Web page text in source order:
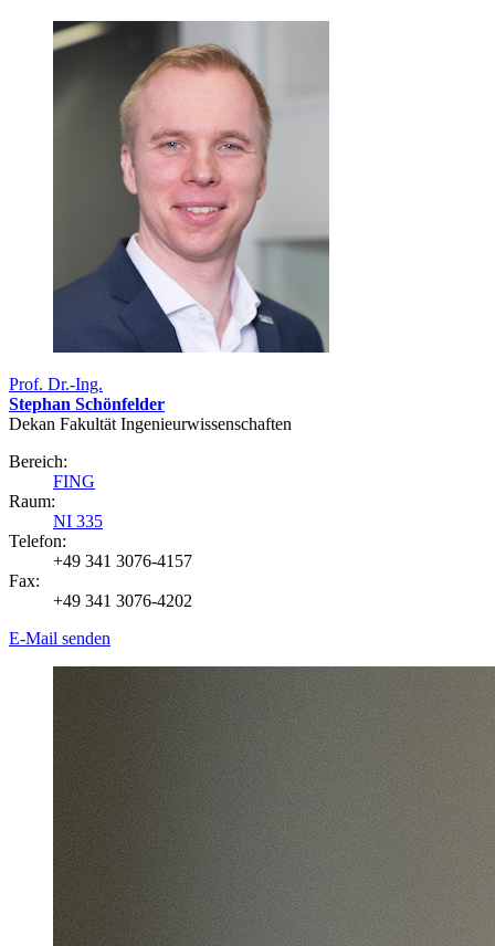
Prof. Dr.-Ing.
Stephan Schönfelder
Dekan Fakultät Ingenieurwissenschaften
Bereich:
FING
Raum:
NI 335
Telefon:
+49 341 3076-4157
Fax:
+49 341 3076-4202
E-Mail senden